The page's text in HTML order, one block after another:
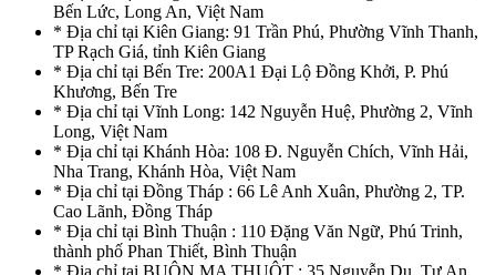
Bến Lức, Long An, Việt Nam
* Địa chỉ tại Kiên Giang: 91 Trần Phú, Phường Vĩnh Thanh,
TP Rạch Giá, tỉnh Kiên Giang
* Địa chỉ tại Bến Tre: 200A1 Đại Lộ Đồng Khởi, P. Phú
Khương, Bến Tre
* Địa chỉ tại Vĩnh Long: 142 Nguyễn Huệ, Phường 2, Vĩnh
Long, Việt Nam
* Địa chỉ tại Khánh Hòa: 108 Đ. Nguyễn Chích, Vĩnh Hải,
Nha Trang, Khánh Hòa, Việt Nam
* Địa chỉ tại Đồng Tháp : 66 Lê Anh Xuân, Phường 2, TP.
Cao Lãnh, Đồng Tháp
* Địa chỉ tại Bình Thuận : 110 Đặng Văn Ngữ, Phú Trinh,
thành phố Phan Thiết, Bình Thuận
* Địa chỉ tại BUÔN MA THUỘT : 35 Nguyễn Du, Tự An,